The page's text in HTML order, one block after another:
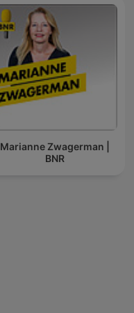
Marianne Zwagerman |
BNR